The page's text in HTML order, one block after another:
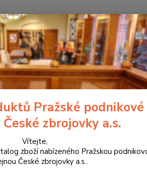
Hledat
Náboje RWS .300Win. Mag. EVO 11,9g
Mag. EVO
Díky
Pražské podnikové
zbrojovky a.s.
Vítejte,
zboží nabízeného Pražskou
České zbrojovky a.s..